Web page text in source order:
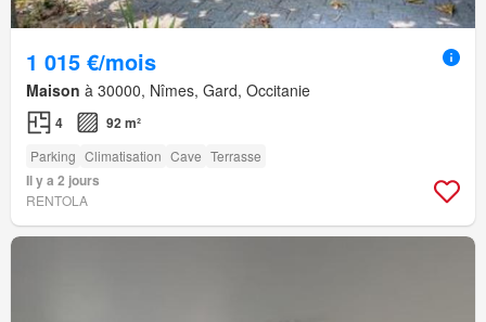
1 015 €/mois
Maison à 30000, Nîmes, Gard, Occitanie
4 92 m²
Parking Climatisation Cave Terrasse
Il y a 2 jours
RENTOLA